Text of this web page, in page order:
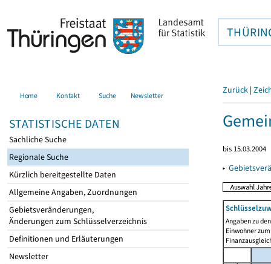
Home Kontakt Suche Newsletter
STATISTISCHE DATEN
Sachliche Suche
Regionale Suche
Kürzlich bereitgestellte Daten
Allgemeine Angaben, Zuordnungen
Gebietsveränderungen,
Änderungen zum Schlüsselverzeichnis
Definitionen und Erläuterungen
Newsletter
Zurück |
bis 15.03.2004
▸
Angaben zu
Einwohner